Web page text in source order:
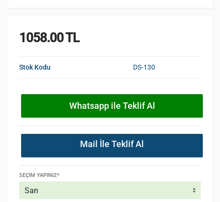
1058.00 TL
Stok Kodu DS-130
Whatsapp ile Teklif Al
Mail İle Teklif Al
SEÇIM YAPINIZ*